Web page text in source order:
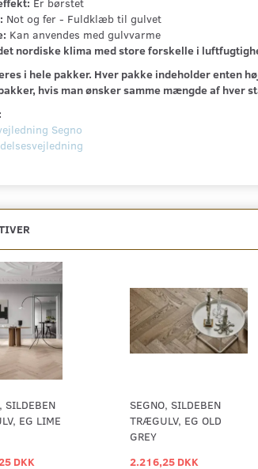
Not og fer - Fuldklæb til gulvet
Kan anvendes med gulvvarme
nordiske klima med store forskelle i
i hele pakker. Hver pakke indeholder enten
hvis man ønsker samme mængde af hver
Segno
SILDEBEN
EG LIME
DKK
SEGNO, SILDEBEN
TRÆGULV, EG OLD
GREY
2.216,25 DKK